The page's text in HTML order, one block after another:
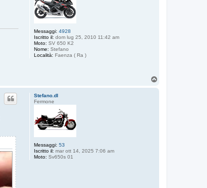
Messaggi: 4928
Iscritto il: dom lug 25, 2010 11:42 am
Moto: SV 650 K2
Nome: Stefano
Località: Faenza ( Ra )
Stefano.dl
Fermone
Messaggi: 53
Iscritto il: mar ott 14, 2025 7:06 am
Moto: Sv650s 01